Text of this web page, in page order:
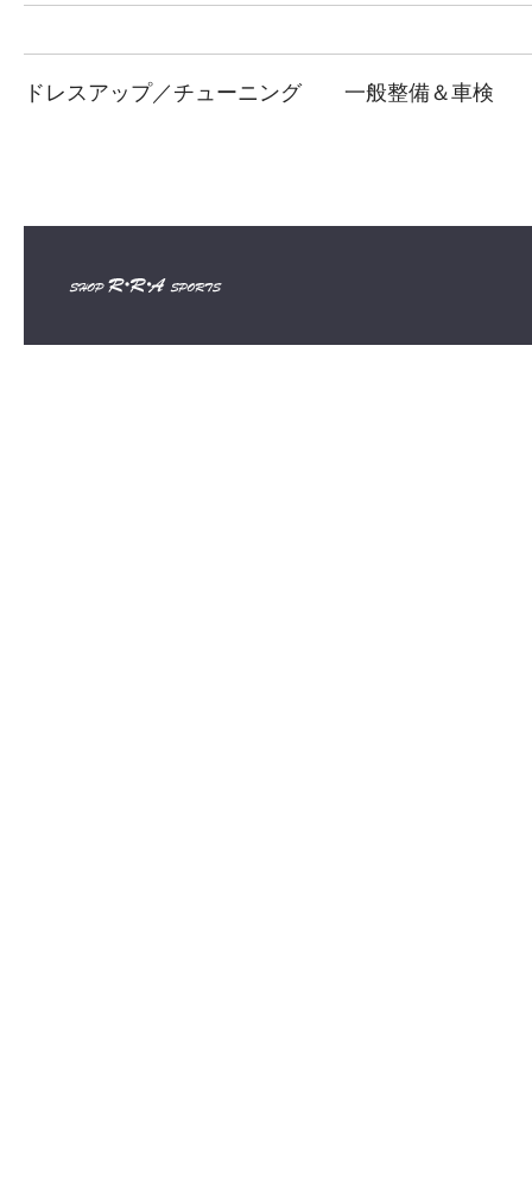
ドレスアップ／チューニング 一般整備＆車検